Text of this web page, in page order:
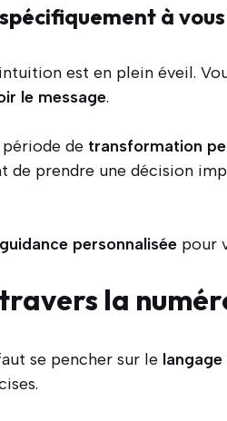
à vous
est en plein éveil.
le message.
période de transformation
de prendre une décision
guidance personnalisée pour
la
se pencher sur le